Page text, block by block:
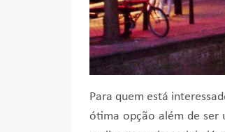
Para quem está
ótima opção além de ser